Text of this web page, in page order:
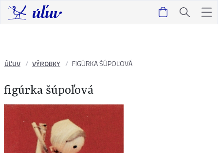
ÚĽUV VÝROBKY FIGÚRKA ŠÚPOĽOVÁ
figúrka šúpoľová